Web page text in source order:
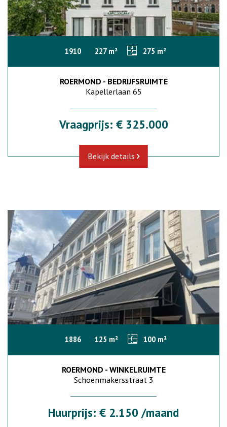
1910 227 m² 275 m²
ROERMOND - BEDRIJFSRUIMTE
Kapellerlaan 65
Vraagprijs: € 325.000
Bekijk details
1886 125 m² 100 m²
ROERMOND - WINKELRUIMTE
Schoenmakersstraat 3
Huurprijs: € 2.150 /maand